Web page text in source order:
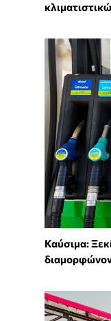
Καύσιμα: